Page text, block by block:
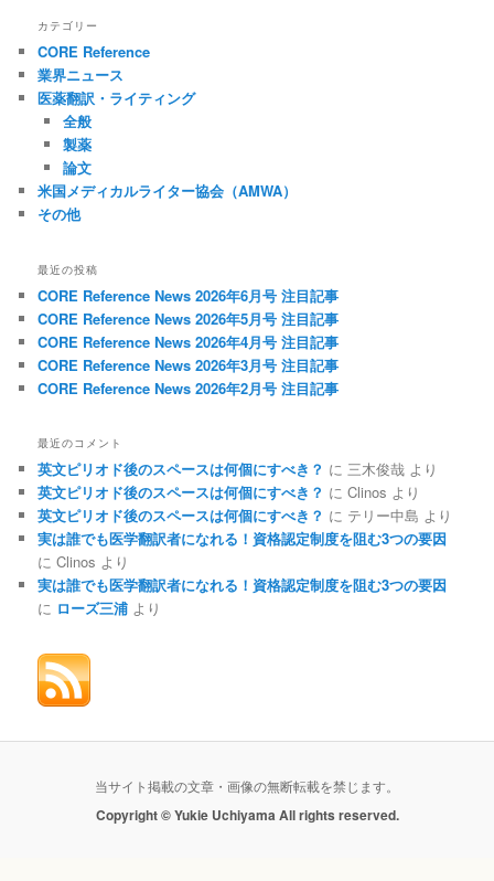
カテゴリー
CORE Reference
業界ニュース
医薬翻訳・ライティング
全般
製薬
論文
米国メディカルライター協会（AMWA）
その他
最近の投稿
CORE Reference News 2026年6月号 注目記事
CORE Reference News 2026年5月号 注目記事
CORE Reference News 2026年4月号 注目記事
CORE Reference News 2026年3月号 注目記事
CORE Reference News 2026年2月号 注目記事
最近のコメント
英文ピリオド後のスペースは何個にすべき？ に 三木俊哉 より
英文ピリオド後のスペースは何個にすべき？ にClinos より
英文ピリオド後のスペースは何個にすべき？ に テリー中島 より
実は誰でも医学翻訳者になれる！資格認定制度を阻む3つの要因
にClinos より
実は誰でも医学翻訳者になれる！資格認定制度を阻む3つの要因
に ローズ三浦 より
当サイト掲載の文章・画像の無断転載を禁じます。
Copyright ©︎ Yukie Uchiyama All rights reserved.